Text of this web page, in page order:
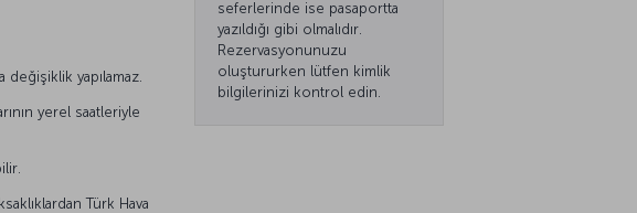
yapılamaz.
yerel saatleriyle
Türk Hava
seferlerinde ise pasaportta
yazıldığı gibi olmalıdır.
Rezervasyonunuzu
oluştururken lütfen kimlik
bilgilerinizi kontrol edin.